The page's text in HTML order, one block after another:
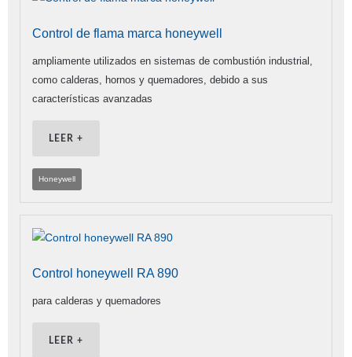
Control de flama marca honeywell
ampliamente utilizados en sistemas de combustión industrial,
como calderas, hornos y quemadores, debido a sus
características avanzadas
LEER +
Honeywell
Control honeywell RA 890
para calderas y quemadores
LEER +